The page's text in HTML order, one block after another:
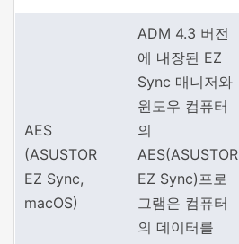
AES
(ASUSTOR
EZ Sync,
macOS)
ADM 4.3 버전
에 내장된 EZ
Sync 매니저와
윈도우 컴퓨터
의
AES(ASUSTOR
EZ Sync)프로
그램은 컴퓨터
의 데이터를